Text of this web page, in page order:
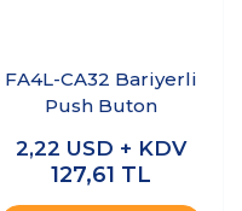
FA4L-CA32 Bariyerli
Push Buton
2,22 USD + KDV
127,61 TL